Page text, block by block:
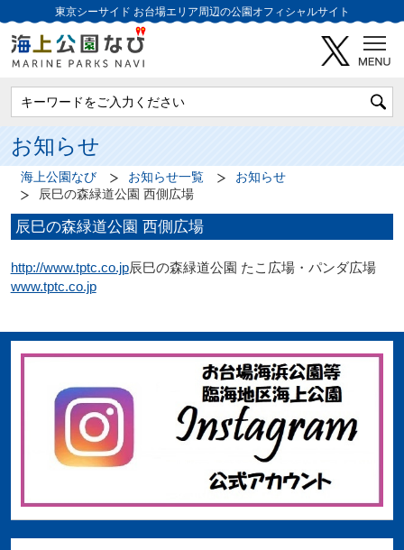
東京シーサイド お台場エリア周辺の公園オフィシャルサイト
お知らせ
海上公園なび お知らせ一覧
お知らせ
辰巳の森緑道公園 西側広場
辰巳の森緑道公園 西側広場
http://www.tptc.co.jp辰巳の森緑道公園 たこ広場・パンダ広場
www.tptc.co.jp